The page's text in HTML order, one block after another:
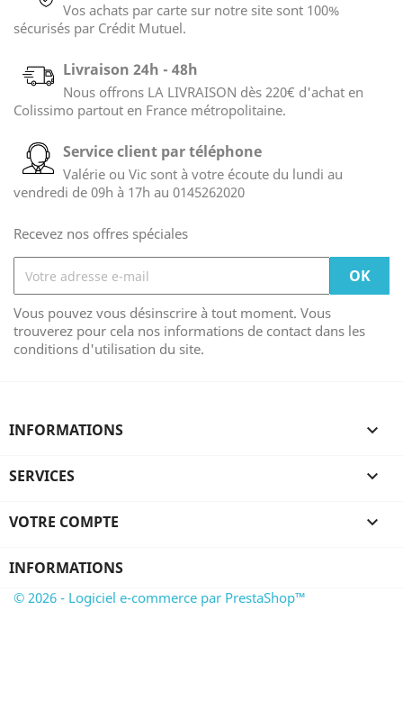
Vos achats par carte sur notre site sont 100%
sécurisés par Crédit Mutuel.
Livraison 24h - 48h
Nous offrons LA LIVRAISON dès 220€ d'achat en
Colissimo partout en France métropolitaine.
Service client par téléphone
Valérie ou Vic sont à votre écoute du lundi au
vendredi de 09h à 17h au 0145262020
Recevez nos offres spéciales
Vous pouvez vous désinscrire à tout moment. Vous
trouverez pour cela nos informations de contact dans les
conditions d'utilisation du site.
INFORMATIONS 
SERVICES 
VOTRE COMPTE 
INFORMATIONS
© 2026 - Logiciel e-commerce par PrestaShop™